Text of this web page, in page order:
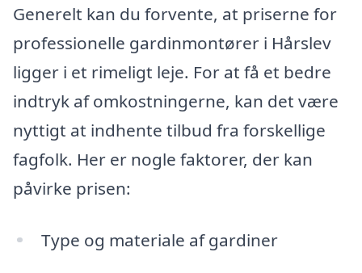
Generelt kan du forvente, at priserne for
professionelle gardinmontører i Hårslev
ligger i et rimeligt leje. For at få et bedre
indtryk af omkostningerne, kan det være
nyttigt at indhente tilbud fra forskellige
fagfolk. Her er nogle faktorer, der kan
påvirke prisen:
Type og materiale af gardiner